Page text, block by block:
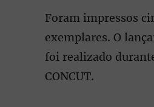
Foram impressos
exemplares. O
foi realizado
CONCUT.